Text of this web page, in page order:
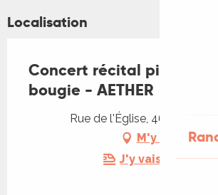
Localisation
Concert récital piano et
bougie - AETHER
Rue de l'Église, 46260
M'y rendre
J'y vais en train !